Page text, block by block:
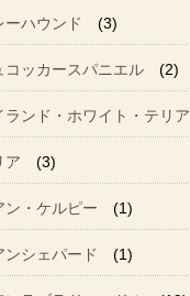
ーハウンド (3)
コッカースパニエル (2)
ランド・ホワイト・テリア
ア (3)
ン・ケルピー (1)
ンシェパード (1)